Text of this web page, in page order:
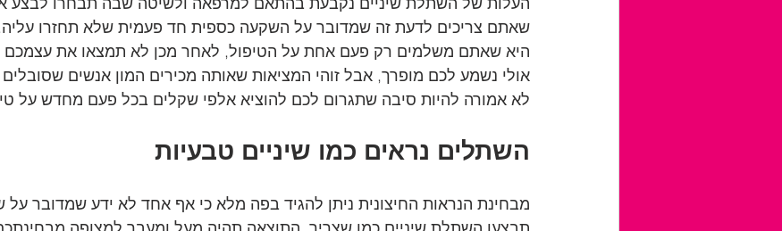
שאתם צריכים לדעת זה שמדובר על השקעה כספית חד פעמית שלא תחזרו
היא שאתם משלמים רק פעם אחת על הטיפול, לאחר מכן לא תמצאו את עצמכם
אולי נשמע לכם מופרך, אבל זוהי המציאות שאותה מכירים המון אנשים
לא אמורה להיות סיבה שתגרום לכם להוציא אלפי שקלים בכל פעם מחדש על
השתלים נראים כמו שיניים טבעיות
מבחינת הנראות החיצונית ניתן להגיד בפה מלא כי אף אחד לא ידע שמדובר על